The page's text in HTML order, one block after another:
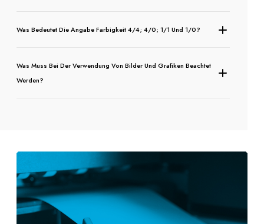
Was Bedeutet Die Angabe Farbigkeit 4/4; 4/0; 1/1 Und 1/0?
Was Muss Bei Der Verwendung Von Bilder Und Grafiken Beachtet
Werden?